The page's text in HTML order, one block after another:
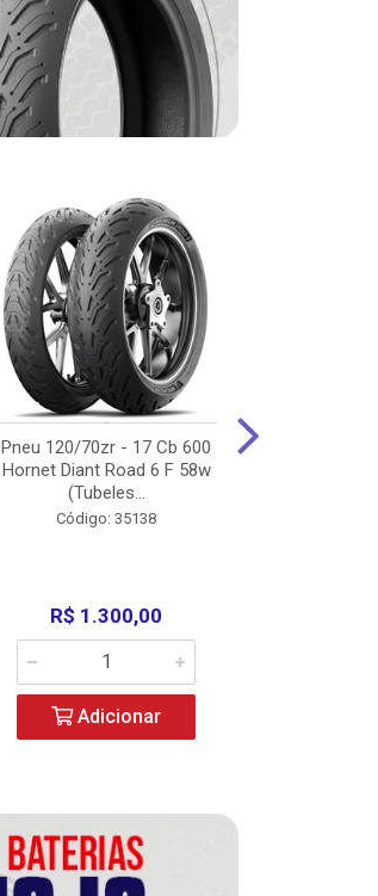
Pneu 120/70zr - 17 Cb 600
Hornet Diant Road 6 F 58w
(Tubeles...
Código: 35138
R$ 1.300,00
Adicionar